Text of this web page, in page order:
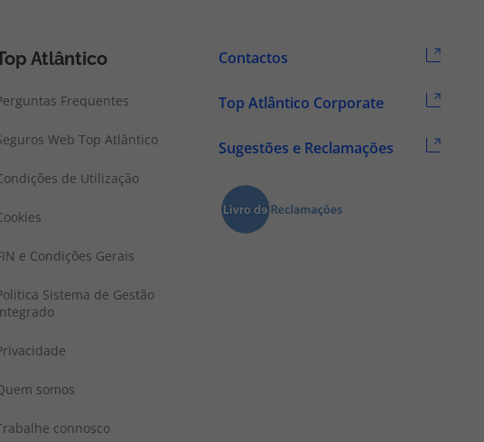
Atlântico
Frequentes
Web Top Atlântico
de Utilização
e Condições Gerais
Sistema de Gestão
somos
connosco
Contactos
Top Atlântico Corporate
Sugestões e Reclamações